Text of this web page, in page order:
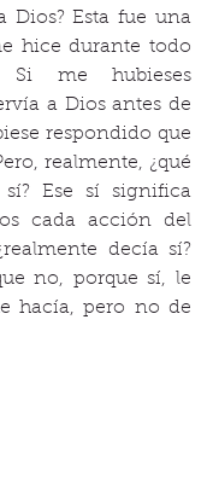
Dios? Esta fue una
hice durante todo
Si me hubieses
a Dios antes de
respondido que
realmente, ¿qué
Ese sí significa
cada acción del
decía sí?
no, porque sí, le
hacía, pero no de